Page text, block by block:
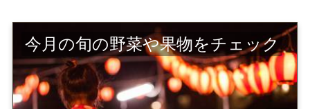
今月の旬の野菜や果物をチェック